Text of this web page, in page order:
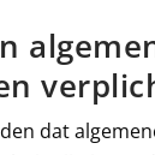
dat